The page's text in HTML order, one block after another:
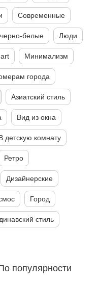
Современные
белые Люди
Минимализм
города
Азиатский стиль
Вид из окна
детскую комнату
Ретро
Дизайнерские
Город
стиль
популярности